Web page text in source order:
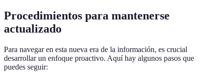
Procedimientos para mantenerse
actualizado
Para navegar en esta nueva era de la información, es crucial
desarrollar un enfoque proactivo. Aquí hay algunos pasos que
puedes seguir: